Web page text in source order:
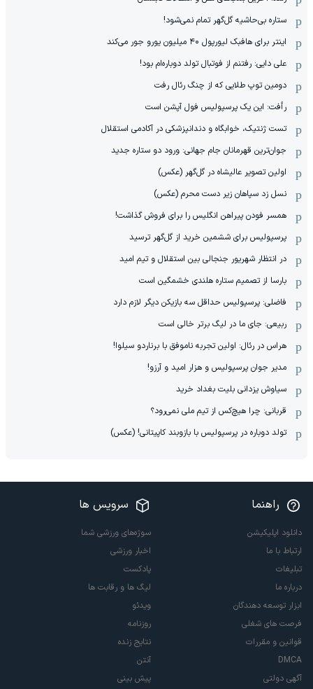
ستاره بی‌حاشیه گل‌گهر تمام نمی‌شود!
اینتر برای هافبک لیورپول ۴۰ میلیون یورو جور می‌کند
علی دایی: رفتنم از فوتبال تولد دوباره‌ام بود!
دومین توپ طلایی که از چنگ رئال رفت
رأفت: این یک پرسپولیس فول آپشن است
تست ژنتیک، خوابگاه و دندانپزشکی در آکادمی استقلال
جوان‌ترین قهرمانان جام جهانی: ورود دو ستاره جدید
اولین تصویر عالیشاه در گل‌گهر (عکس)
نسل زد سپاهان زیر دست محرم (عکس)
همسر فودن پیراهن انگلیس را برای فروش گذاشت!
پرسپولیس برای ششمین خرید از گل‌گهر ترسید
در انتظار شهریور جنجالی بین استقلال و تیم امید
بارسا از تصمیم ستاره هلندی خشمگین است
فاضلی: پرسپولیس حداقل سه بازیکن دیگر لازم دارد
ربیعی: جای ما در لیگ برتر خالی است
هراس در رئال: اولین تجربه ناموفق با برناردو سیلوا!
مدیر جوان پرسپولیس و هزار امید و آرزو!
سیاوش یزدانی بلیت بغداد خرید
قربانی: چرا هیچ‌کس از تیم ملی نمی‌رود؟
تولد دوباره در پرسپولیس با بازوبند کاپیتانی! (عکس)
راهنما
دانلود اپلیکیشن
ارتباط با ما
تبلیغات
درباره ما
ابزار توسعه دهندگان
فرصت های شغلی
قوانین و مقررات
DMCA
آگهی دولتی
سرویس ها
سوژه‌های ورزشی شما
اخبار ورزشی
پادکست
لیگ ها و رقابت ها
ویدئو
روزنامه
نتایج زنده
آنتن
پیش بینی